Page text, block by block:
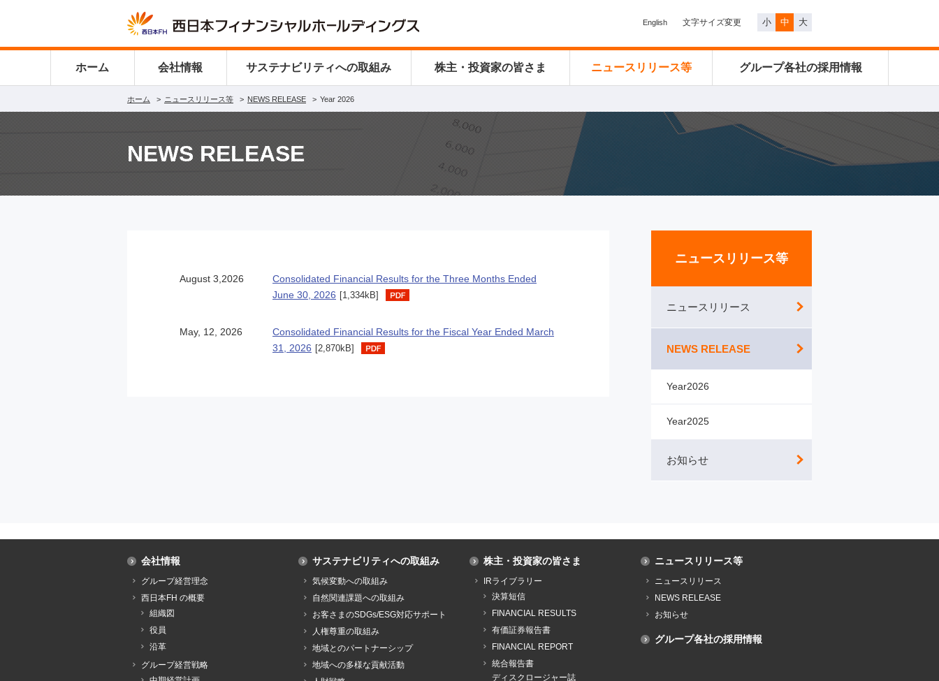
文字サイズ変更 小 中 大
English
ホーム 会社情報 サステナビリティへの取組み 株主・投資家の皆さま ニュースリリース等 グループ各社の採用情報
ホーム ニュースリリース等 NEWS RELEASE Year 2026
NEWS RELEASE
August 3,2026
Consolidated Financial Results for the Three Months Ended
June 30, 2026 [1,334kB]
May, 12, 2026
Consolidated Financial Results for the Fiscal Year Ended March
31, 2026 [2,870kB]
ニュースリリース等
ニュースリリース
NEWS RELEASE
Year2026
Year2025
お知らせ
会社情報
グループ経営理念
西日本FH の概要
組織図
役員
沿革
グループ経営戦略
サステナビリティへの取組み
気候変動への取組み
自然関連課題への取組み
お客さまのSDGs/ESG対応サポート
人権尊重の取組み
地域とのパートナーシップ
地域への多様な貢献活動
株主・投資家の皆さま
IRライブラリー
決算短信
FINANCIAL RESULTS
有価証券報告書
FINANCIAL REPORT
統合報告書
ディスクロージャー誌
ニュースリリース等
ニュースリリース
NEWS RELEASE
お知らせ
グループ各社の採用情報